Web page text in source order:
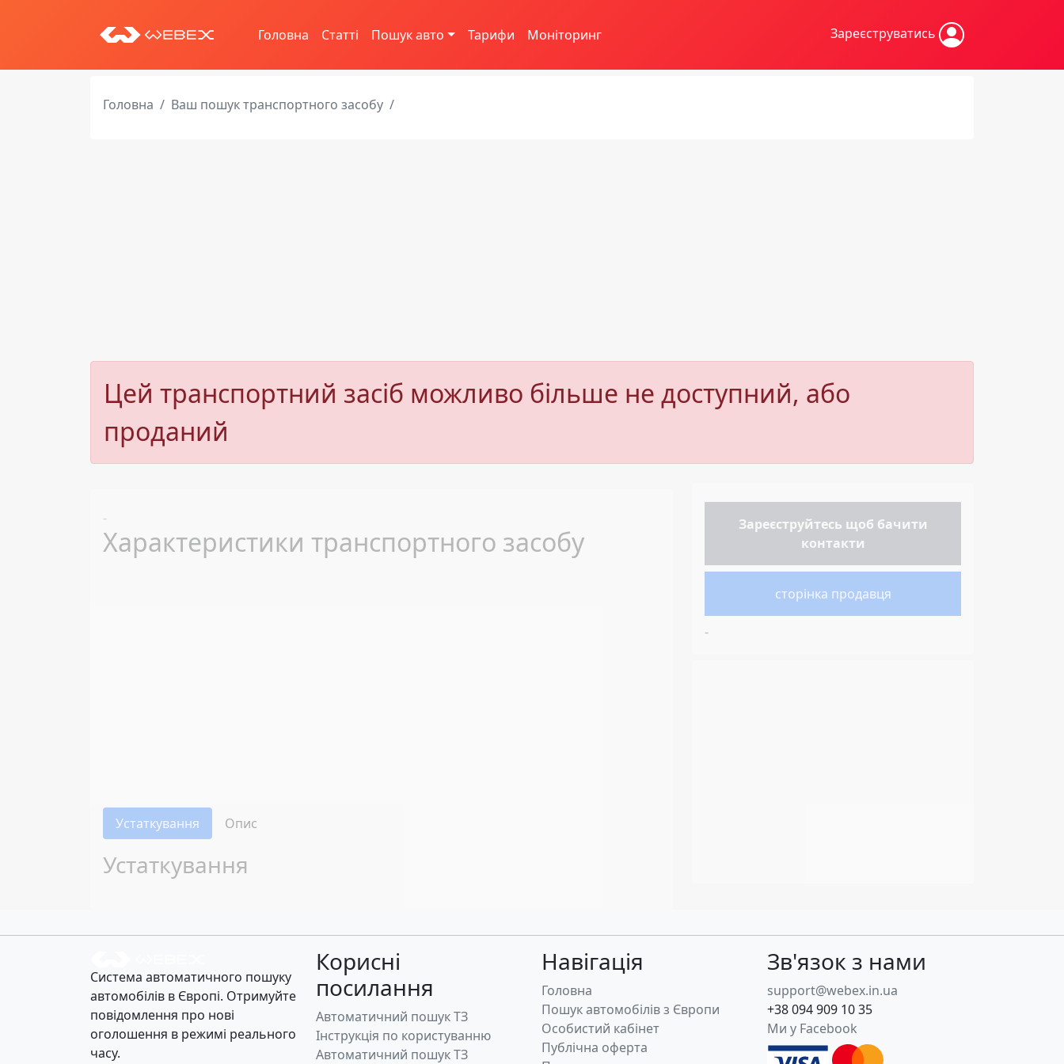
Головна Статті Пошук авто Тарифи Моніторинг Зареєструватись
Головна Ваш пошук транспортного засобу
Цей транспортний засіб можливо більше не доступний, або
проданий
-
Характеристики транспортного засобу
Устаткування Опис
Устаткування
Зареєструйтесь щоб бачити
контакти
сторінка продавця
-
Система автоматичного пошуку
автомобілів в Європі. Отримуйте
повідомлення про нові
оголошення в режимі реального
часу.
Корисні
посилання
Автоматичний пошук ТЗ
Інструкція по користуванню
Автоматичний пошук ТЗ
Навігація
Головна
Пошук автомобілів з Європи
Особистий кабінет
Публічна оферта
Зв'язок з нами
support@webex.in.ua
+38 094 909 10 35
Ми у Facebook